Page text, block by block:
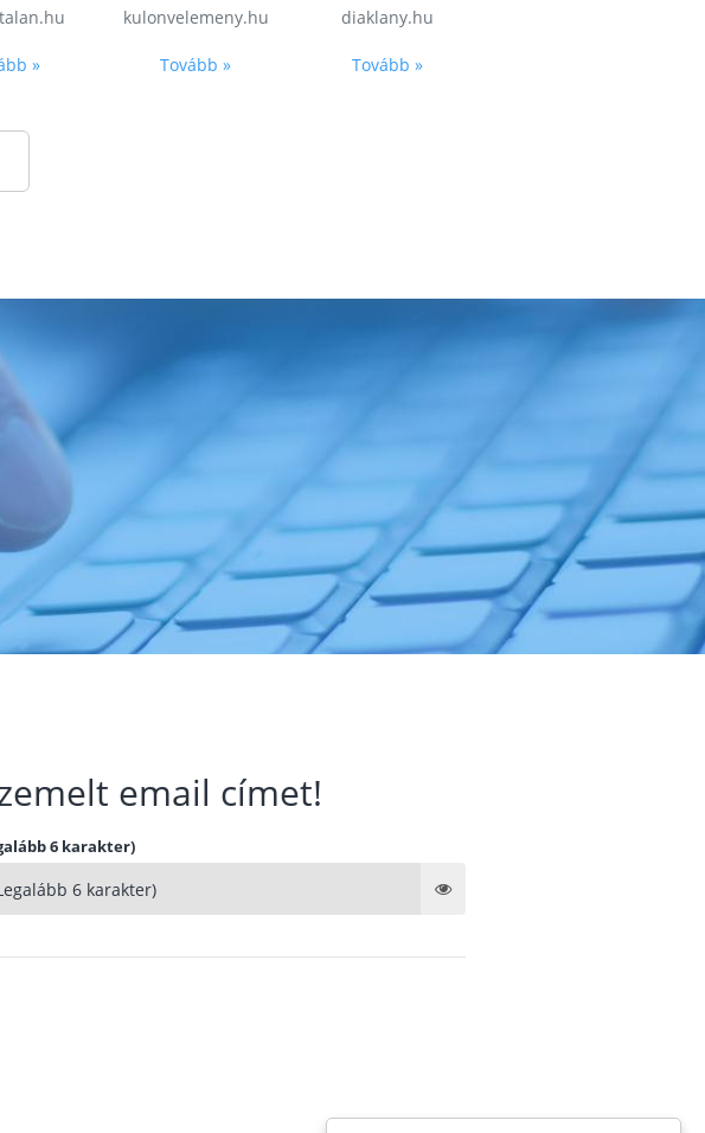
»
kulonvelemeny.hu
Tovább »
diaklany.hu
Tovább »
email címet!
6 karakter)